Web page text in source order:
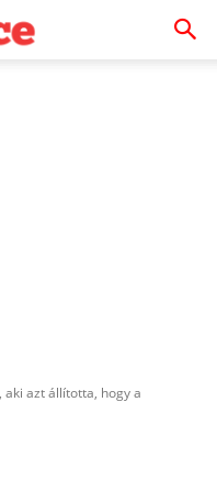
azt állította, hogy a